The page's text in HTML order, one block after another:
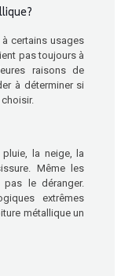
certains usages
pas toujours à
raisons de
à déterminer si
la neige, la
Même les
le déranger.
extrêmes
métallique un